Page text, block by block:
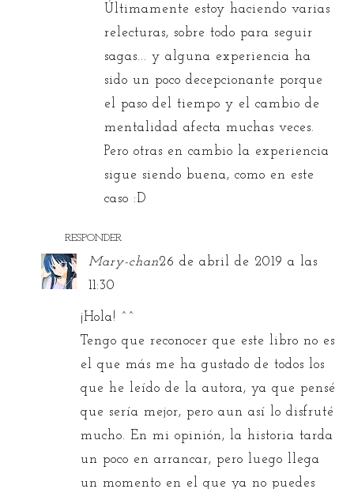
Últimamente estoy haciendo varias
relecturas, sobre todo para seguir
sagas... y alguna experiencia ha
sido un poco decepcionante porque
el paso del tiempo y el cambio de
mentalidad afecta muchas veces.
Pero otras en cambio la experiencia
sigue siendo buena, como en este
caso :D
RESPONDER
Mary-chan26 de abril de 2019 a las
11:30
¡Hola! ^^
Tengo que reconocer que este libro no es
el que más me ha gustado de todos los
que he leído de la autora, ya que pensé
que sería mejor, pero aun así lo disfruté
mucho. En mi opinión, la historia tarda
un poco en arrancar, pero luego llega
un momento en el que ya no puedes